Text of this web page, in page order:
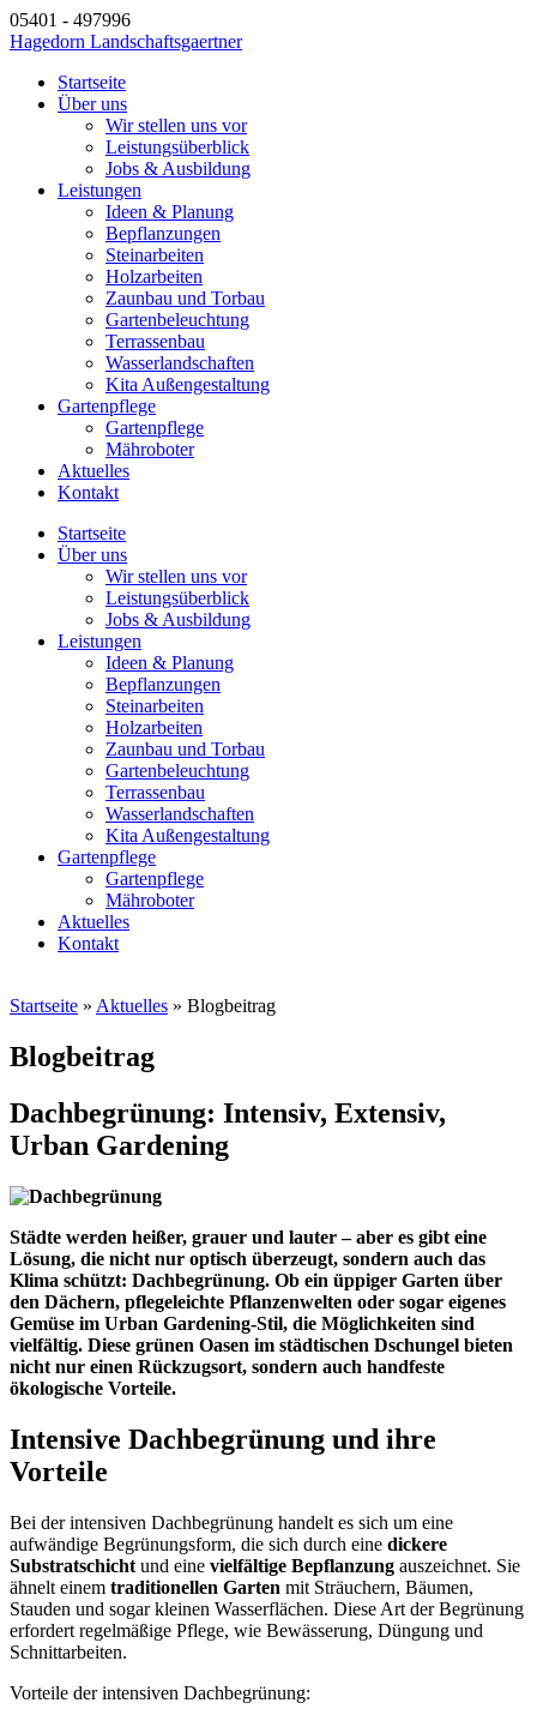
05401 - 497996
Hagedorn Landschaftsgaertner
Startseite
Über uns
Wir stellen uns vor
Leistungsüberblick
Jobs & Ausbildung
Leistungen
Ideen & Planung
Bepflanzungen
Steinarbeiten
Holzarbeiten
Zaunbau und Torbau
Gartenbeleuchtung
Terrassenbau
Wasserlandschaften
Kita Außengestaltung
Gartenpflege
Gartenpflege
Mähroboter
Aktuelles
Kontakt
Startseite
Über uns
Wir stellen uns vor
Leistungsüberblick
Jobs & Ausbildung
Leistungen
Ideen & Planung
Bepflanzungen
Steinarbeiten
Holzarbeiten
Zaunbau und Torbau
Gartenbeleuchtung
Terrassenbau
Wasserlandschaften
Kita Außengestaltung
Gartenpflege
Gartenpflege
Mähroboter
Aktuelles
Kontakt
Startseite » Aktuelles » Blogbeitrag
Blogbeitrag
Dachbegrünung: Intensiv, Extensiv,
Urban Gardening
Städte werden heißer, grauer und lauter – aber es gibt eine
Lösung, die nicht nur optisch überzeugt, sondern auch das
Klima schützt: Dachbegrünung. Ob ein üppiger Garten über
den Dächern, pflegeleichte Pflanzenwelten oder sogar eigenes
Gemüse im Urban Gardening-Stil, die Möglichkeiten sind
vielfältig. Diese grünen Oasen im städtischen Dschungel bieten
nicht nur einen Rückzugsort, sondern auch handfeste
ökologische Vorteile.
Intensive Dachbegrünung und ihre
Vorteile
Bei der intensiven Dachbegrünung handelt es sich um eine
aufwändige Begrünungsform, die sich durch eine dickere
Substratschicht und eine vielfältige Bepflanzung auszeichnet. Sie
ähnelt einem traditionellen Garten mit Sträuchern, Bäumen,
Stauden und sogar kleinen Wasserflächen. Diese Art der Begrünung
erfordert regelmäßige Pflege, wie Bewässerung, Düngung und
Schnittarbeiten.
Vorteile der intensiven Dachbegrünung: